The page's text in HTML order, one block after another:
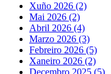
Xuño 2026 (2)
Mai 2026 (2)
Abril 2026 (4)
Marzo 2026 (3)
Febreiro 2026 (5)
Xaneiro 2026 (2)